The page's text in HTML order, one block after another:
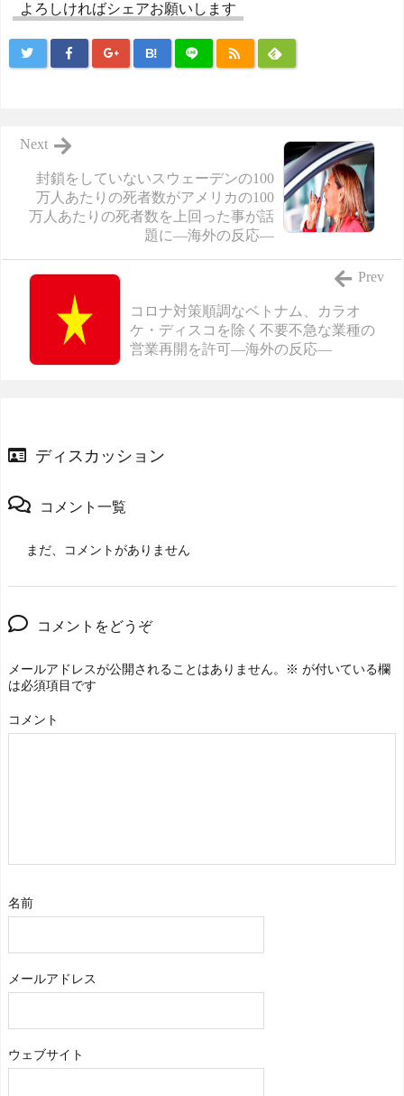
よろしければシェアお願いします
B!
封鎖をしていないスウェーデンの100
万人あたりの死者数がアメリカの100
万人あたりの死者数を上回った事が話
題に―海外の反応―
Next
コロナ対策順調なベトナム、カラオ
ケ・ディスコを除く不要不急な業種の
営業再開を許可―海外の反応―
Prev
ディスカッション
コメント一覧
まだ、コメントがありません
コメントをどうぞ
メールアドレスが公開されることはありません。 ※ が付いている欄
は必須項目です
コメント
名前
メールアドレス
ウェブサイト